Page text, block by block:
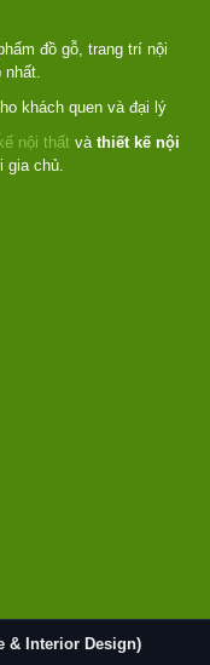
đồ gỗ, trang trí nội
nhất.
khách quen và đại lý
nội thất và thiết kế nội
gia chủ.
& Interior Design)